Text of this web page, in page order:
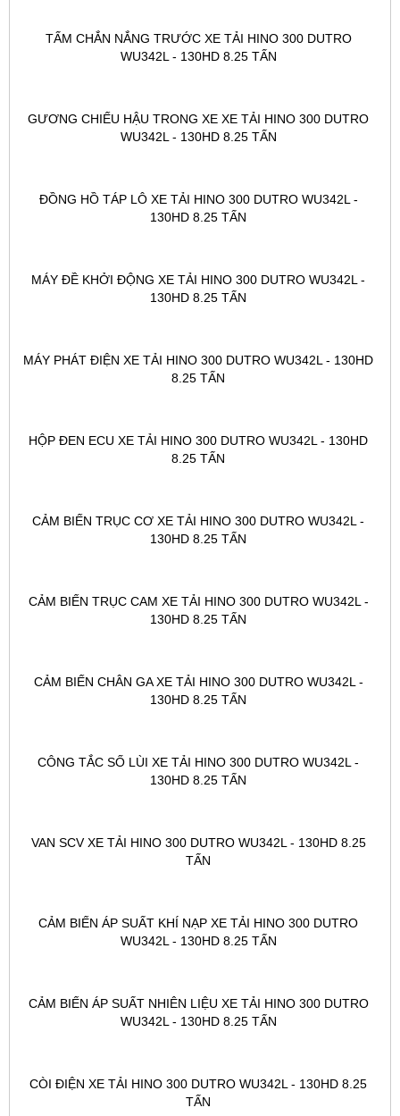
TẤM CHẮN NẮNG TRƯỚC XE TẢI HINO 300 DUTRO
WU342L - 130HD 8.25 TẤN
GƯƠNG CHIẾU HẬU TRONG XE XE TẢI HINO 300 DUTRO
WU342L - 130HD 8.25 TẤN
ĐỒNG HỒ TÁP LÔ XE TẢI HINO 300 DUTRO WU342L -
130HD 8.25 TẤN
MÁY ĐỀ KHỞI ĐỘNG XE TẢI HINO 300 DUTRO WU342L -
130HD 8.25 TẤN
MÁY PHÁT ĐIỆN XE TẢI HINO 300 DUTRO WU342L - 130HD
8.25 TẤN
HỘP ĐEN ECU XE TẢI HINO 300 DUTRO WU342L - 130HD
8.25 TẤN
CẢM BIẾN TRỤC CƠ XE TẢI HINO 300 DUTRO WU342L -
130HD 8.25 TẤN
CẢM BIẾN TRỤC CAM XE TẢI HINO 300 DUTRO WU342L -
130HD 8.25 TẤN
CẢM BIẾN CHÂN GA XE TẢI HINO 300 DUTRO WU342L -
130HD 8.25 TẤN
CÔNG TẮC SỐ LÙI XE TẢI HINO 300 DUTRO WU342L -
130HD 8.25 TẤN
VAN SCV XE TẢI HINO 300 DUTRO WU342L - 130HD 8.25
TẤN
CẢM BIẾN ÁP SUẤT KHÍ NẠP XE TẢI HINO 300 DUTRO
WU342L - 130HD 8.25 TẤN
CẢM BIẾN ÁP SUẤT NHIÊN LIỆU XE TẢI HINO 300 DUTRO
WU342L - 130HD 8.25 TẤN
CÒI ĐIỆN XE TẢI HINO 300 DUTRO WU342L - 130HD 8.25
TẤN